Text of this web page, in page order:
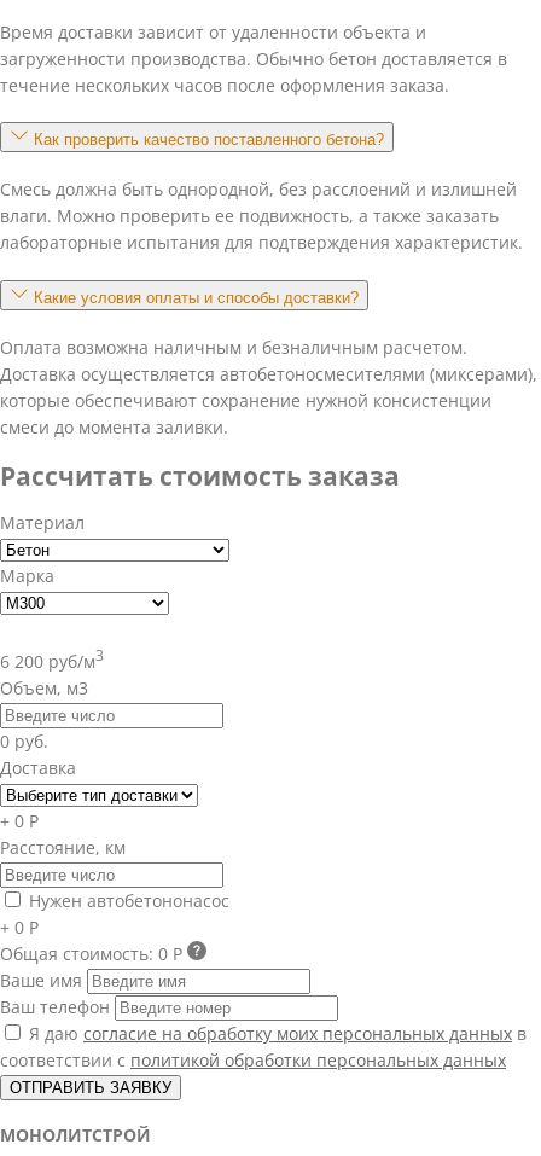
Время доставки зависит от удаленности объекта и
загруженности производства. Обычно бетон доставляется в
течение нескольких часов после оформления заказа.
Как проверить качество поставленного бетона?
Смесь должна быть однородной, без расслоений и излишней
влаги. Можно проверить ее подвижность, а также заказать
лабораторные испытания для подтверждения характеристик.
Какие условия оплаты и способы доставки?
Оплата возможна наличным и безналичным расчетом.
Доставка осуществляется автобетоносмесителями (миксерами),
которые обеспечивают сохранение нужной консистенции
смеси до момента заливки.
Рассчитать стоимость заказа
Материал
Марка
6 200 руб/м3
Объем, м3
0 руб.
Доставка
+ 0 Р
Расстояние, км
Нужен автобетононасос
+ 0 Р
Общая стоимость: 0 Р
Ваше имя
Ваш телефон
Я даю согласие на обработку моих персональных данных в
соответствии с политикой обработки персональных данных
ОТПРАВИТЬ ЗАЯВКУ
МОНОЛИТСТРОЙ